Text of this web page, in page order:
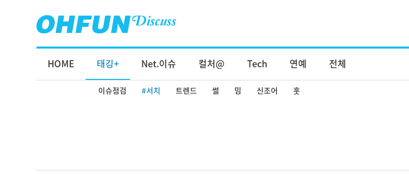
HOME 태깅+
이슈점검 #서치 트렌드 썰 밈 신조어 훗
Net.이슈 컬처@ Tech 연예 전체